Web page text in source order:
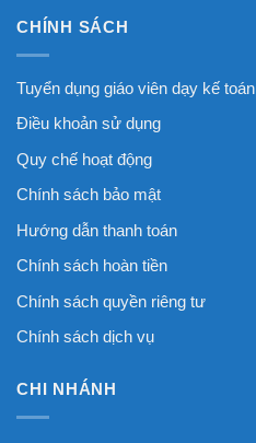
CHÍNH SÁCH
Tuyển dụng giáo viên dạy kế toán
Điều khoản sử dụng
Quy chế hoạt động
Chính sách bảo mật
Hướng dẫn thanh toán
Chính sách hoàn tiền
Chính sách quyền riêng tư
Chính sách dịch vụ
CHI NHÁNH